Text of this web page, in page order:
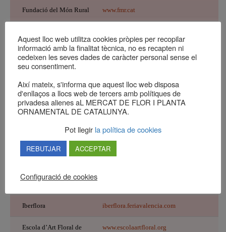
Fundació del Món Rural www.fmr.cat
de Girona
Asociación Española de
Gremi de Jardineria de
Catalunya
www.gremijardineria.cat
Tecnologia
www.irta.cat
Iberflora iberflora.feriavalencia.com
Escola d’Art Floral de
www.escolaartfloral.org
Aquest lloc web utilitza cookies pròpies per recopilar
informació amb la finalitat tècnica, no es recapten ni
cedeixen les seves dades de caràcter personal sense el
seu consentiment.
Així mateix, s'informa que aquest lloc web disposa
d'enllaços a llocs web de tercers amb polítiques de
privadesa alienes aL MERCAT DE FLOR I PLANTA
ORNAMENTAL DE CATALUNYA.
Pot llegir la política de cookies
REBUTJAR ACCEPTAR
Configuració de cookies